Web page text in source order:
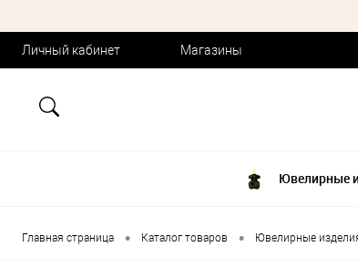
Личный кабинет Магазины
Ювелирные
Главная страница • Каталог товаров • Ювелирные